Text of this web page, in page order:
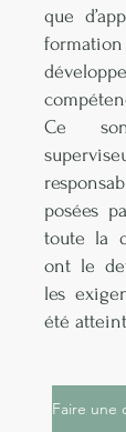
que
Ce
posées
toute la
ont le
les
été